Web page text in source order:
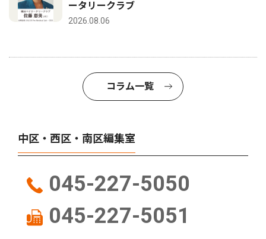
ータリークラブ
2026.08.06
コラム一覧
中区・西区・南区編集室
045-227-5050
045-227-5051